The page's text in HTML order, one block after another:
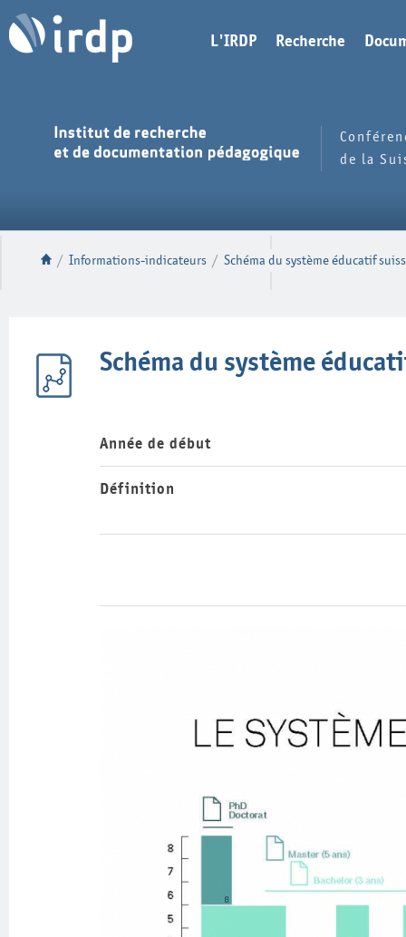
L'IRDP Recherche
de la
/ Informations-indicateurs / Schéma du système éducatif
Schéma du système
Année de début
Définition